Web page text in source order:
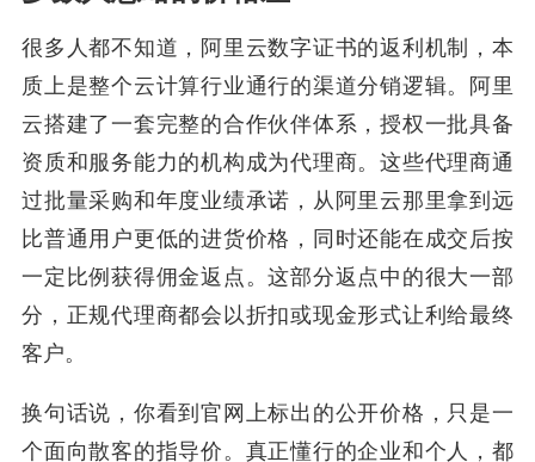
很多人都不知道，阿里云数字证书的返利机制，本
质上是整个云计算行业通行的渠道分销逻辑。阿里
云搭建了一套完整的合作伙伴体系，授权一批具备
资质和服务能力的机构成为代理商。这些代理商通
过批量采购和年度业绩承诺，从阿里云那里拿到远
比普通用户更低的进货价格，同时还能在成交后按
一定比例获得佣金返点。这部分返点中的很大一部
分，正规代理商都会以折扣或现金形式让利给最终
客户。
换句话说，你看到官网上标出的公开价格，只是一
个面向散客的指导价。真正懂行的企业和个人，都